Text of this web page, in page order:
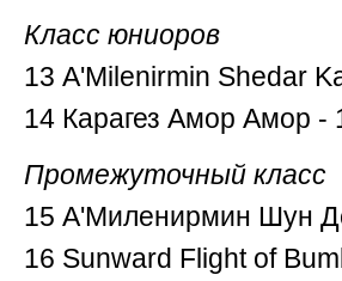
Класс юниоров
13 А'Milenirmin Shedar
14 Карагез Амор Амор -
Промежуточный класс
15 А'Миленирмин Шун
16 Sunward Flight of